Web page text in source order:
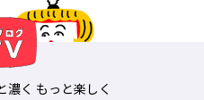
濃く もっと楽しく